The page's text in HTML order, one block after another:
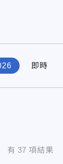
即時
有 37 項結果